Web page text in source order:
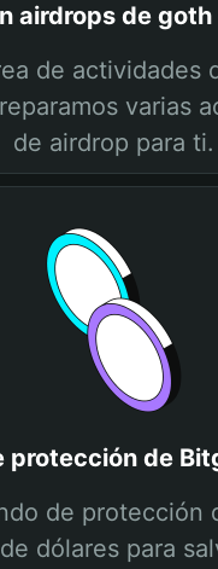
airdrops de
de actividades
varias
de airdrop para ti.
protección de
de protección
dólares para